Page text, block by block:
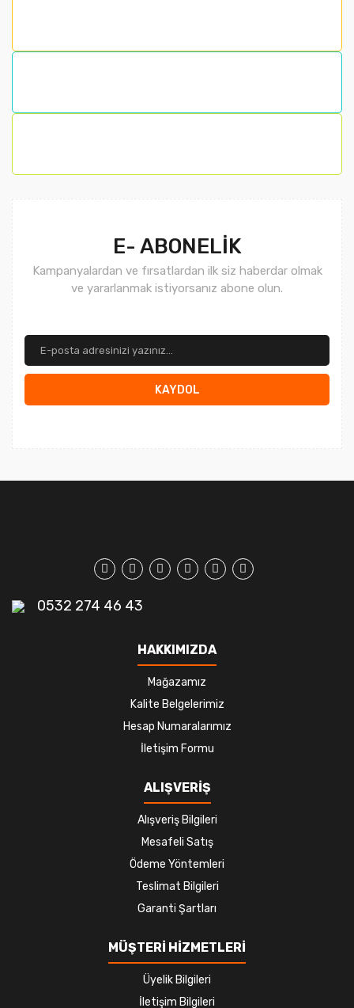
E- ABONELİK
Kampanyalardan ve fırsatlardan ilk siz haberdar olmak
ve yararlanmak istiyorsanız abone olun.
KAYDOL
0532 274 46 43
HAKKIMIZDA
Mağazamız
Kalite Belgelerimiz
Hesap Numaralarımız
İletişim Formu
ALIŞVERİŞ
Alışveriş Bilgileri
Mesafeli Satış
Ödeme Yöntemleri
Teslimat Bilgileri
Garanti Şartları
MÜŞTERİ HİZMETLERİ
Üyelik Bilgileri
İletişim Bilgileri